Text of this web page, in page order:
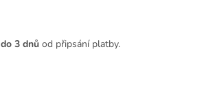
do 3 dnů od připsání platby.